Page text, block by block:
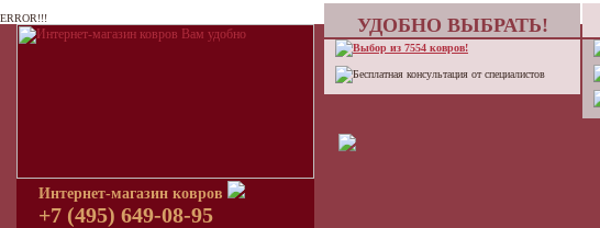
ERROR!!!
Интернет-магазин ковров
+7 (495) 649-08-95
УДОБНО ВЫБРАТЬ!
Выбор из 7554 ковров!
Бесплатная консультация от специалистов